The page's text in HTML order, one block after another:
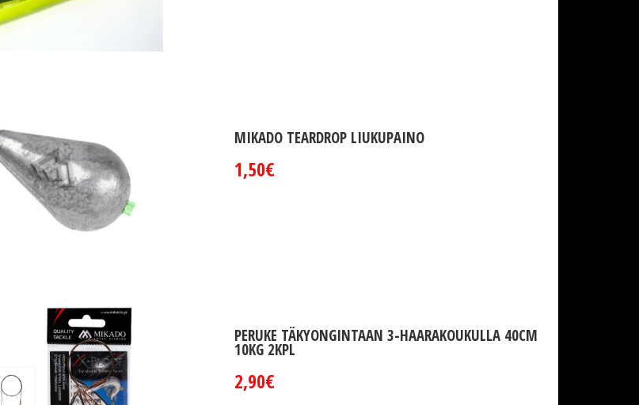
MIKADO TEARDROP LIUKUPAINO
1,50€
PERUKE TÄKYONGINTAAN 3-HAARAKOUKULLA 40CM
10KG 2KPL
2,90€